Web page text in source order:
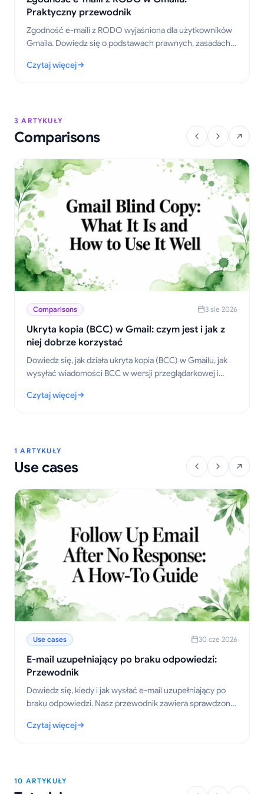
Praktyczny przewodnik
Zgodność e-maili z RODO wyjaśniona dla użytkowników
Gmaila. Dowiedz się o podstawach prawnych, zasadach
wiadomości w sposób prawidłowy w 2026 roku.
Czytaj więcej
: Zgodność e-maili z RODO w Gmailu: Praktyczny przewodnik
3 ARTYKUŁY
Comparisons
Comparisons 3 sie 2026
Ukryta kopia (BCC) w Gmail: czym jest i jak z
niej dobrze korzystać
Dowiedz się, jak działa ukryta kopia (BCC) w Gmailu, jak
wysyłać wiadomości BCC w wersji przeglądarkowej i
oraz najlepsze praktyki w komunikacji.
Czytaj więcej
: Ukryta kopia (BCC) w Gmail: czym jest i jak z niej dobrze
1 ARTYKUŁY
Use cases
Use cases 30 cze 2026
E-mail uzupełniający po braku odpowiedzi:
Przewodnik
Dowiedz się, kiedy i jak wysłać e-mail uzupełniający po
braku odpowiedzi. Nasz przewodnik zawiera sprawdzone
wskazówki, które pomogą uzyskać odpowiedź.
Czytaj więcej
: E-mail uzupełniający po braku odpowiedzi: Przewodnik
10 ARTYKUŁY